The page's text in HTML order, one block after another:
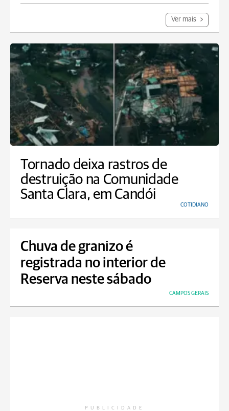
Ver mais
Tornado deixa rastros de
destruição na Comunidade
Santa Clara, em Candói
COTIDIANO
Chuva de granizo é
registrada no interior de
Reserva neste sábado
CAMPOS GERAIS
PUBLICIDADE